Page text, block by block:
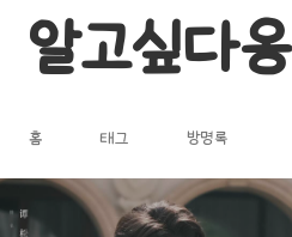
알고싶다옹
홈 태그 방명록